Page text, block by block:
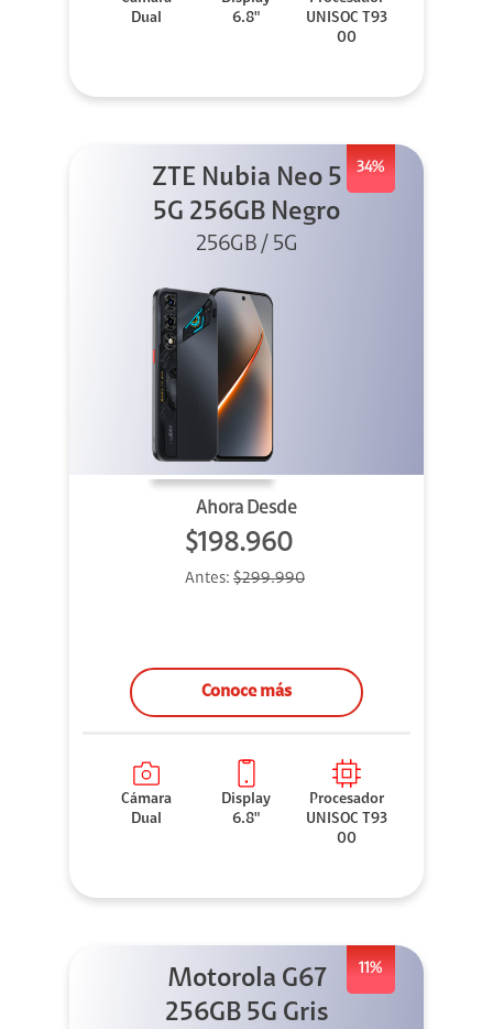
Dual
6.8"
UNISOC T93
00
34%
ZTE Nubia Neo 5
5G 256GB Negro
256GB / 5G
Ahora Desde
$198.960
Antes: $299.990
Conoce más
Cámara
Dual
Display
6.8"
Procesador
UNISOC T93
00
11%
Motorola G67
256GB 5G Gris